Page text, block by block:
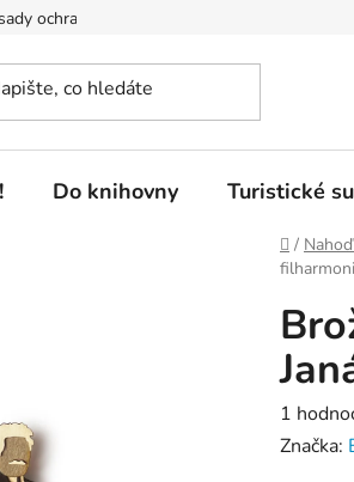
ochrany osobních údajů
Do knihovny Turistické
Domů
/
1
Značka: